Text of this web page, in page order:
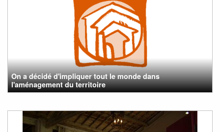
On a décidé d'impliquer tout le monde dans
l'aménagement du territoire